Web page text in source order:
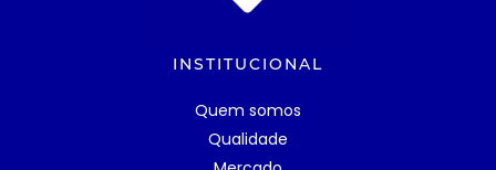
INSTITUCIONAL
Quem somos
Qualidade